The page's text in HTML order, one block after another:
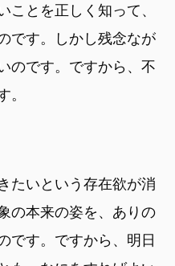
ことを正しく知って、
です。しかし残念なが
のです。ですから、不
。
たいという存在欲が消
の本来の姿を、ありの
です。ですから、明日